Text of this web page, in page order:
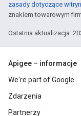
zasady dotyczące
znakiem towarowym
Ostatnia aktualizacja:
Apigee – informacje
We're part of Google
Zdarzenia
Partnerzy